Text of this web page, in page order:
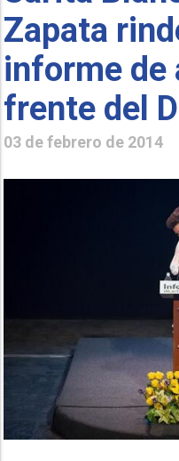
Zapata
informe de
frente del
03 de febrero de 2014